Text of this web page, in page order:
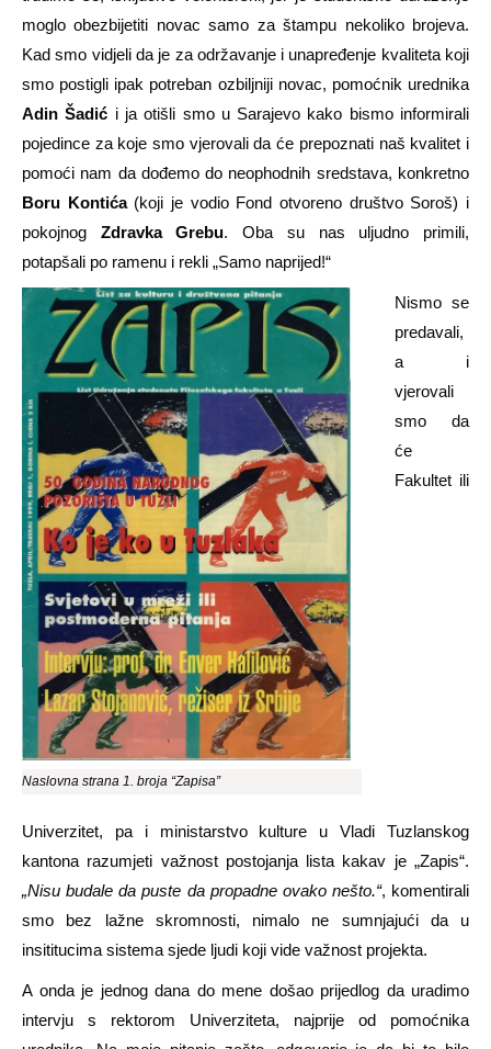
moglo obezbijetiti novac samo za štampu nekoliko brojeva.
Kad smo vidjeli da je za održavanje i unapređenje kvaliteta koji
smo postigli ipak potreban ozbiljniji novac, pomoćnik urednika
Adin Šadić i ja otišli smo u Sarajevo kako bismo informirali
pojedince za koje smo vjerovali da će prepoznati naš kvalitet i
pomoći nam da dođemo do neophodnih sredstava, konkretno
Boru Kontića(koji je vodio Fond otvoreno društvo Soroš) i
pokojnog Zdravka Grebu. Oba su nas uljudno primili,
potapšali po ramenu i rekli „Samo naprijed!“
Naslovna strana 1. broja “Zapisa”
Nismo se
predavali,
a i
vjerovali
smo da
će
Fakultet ili
Univerzitet, pa i ministarstvo kulture u Vladi Tuzlanskog
kantona razumjeti važnost postojanja lista kakav je „Zapis“.
„Nisu budale da puste da propadne ovako nešto.“, komentirali
smo bez lažne skromnosti, nimalo ne sumnjajući da u
insititucima sistema sjede ljudi koji vide važnost projekta.
A onda je jednog dana do mene došao prijedlog da uradimo
intervju s rektorom Univerziteta, najprije od pomoćnika